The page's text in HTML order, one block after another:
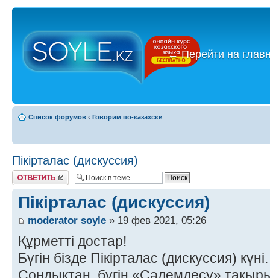
←Перейти на
Список форумов ‹ Говорим по-казахски
Пікірталас (дискуссия)
Ответить
Пікірталас (дискуссия)
moderator soyle » 19 фев 2021, 05:26
Құрметті достар!
Бүгін бізде Пікірталас (дискуссия) күні.